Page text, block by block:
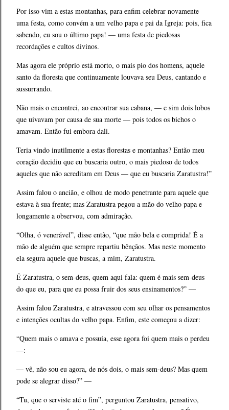
Por isso vim a estas montanhas, para enfim celebrar novamente
uma festa, como convém a um velho papa e pai da Igreja: pois, fica
sabendo, eu sou o último papa! — uma festa de piedosas
recordações e cultos divinos.
Mas agora ele próprio está morto, o mais pio dos homens, aquele
santo da floresta que continuamente louvava seu Deus, cantando e
sussurrando.
Não mais o encontrei, ao encontrar sua cabana, — e sim dois lobos
que uivavam por causa de sua morte — pois todos os bichos o
amavam. Então fui embora dali.
Teria vindo inutilmente a estas florestas e montanhas? Então meu
coração decidiu que eu buscaria outro, o mais piedoso de todos
aqueles que não acreditam em Deus — que eu buscaria Zaratustra!”
Assim falou o ancião, e olhou de modo penetrante para aquele que
estava à sua frente; mas Zaratustra pegou a mão do velho papa e
longamente a observou, com admiração.
“Olha, ó venerável”, disse então, “que mão bela e comprida! É a
mão de alguém que sempre repartiu bênçãos. Mas neste momento
ela segura aquele que buscas, a mim, Zaratustra.
É Zaratustra, o sem-deus, quem aqui fala: quem é mais sem-deus
do que eu, para que eu possa fruir dos seus ensinamentos?” —
Assim falou Zaratustra, e atravessou com seu olhar os pensamentos
e intenções ocultas do velho papa. Enfim, este começou a dizer:
“Quem mais o amava e possuía, esse agora foi quem mais o perdeu
—:
— vê, não sou eu agora, de nós dois, o mais sem-deus? Mas quem
pode se alegrar disso?” —
“Tu, que o serviste até o fim”, perguntou Zaratustra, pensativo,